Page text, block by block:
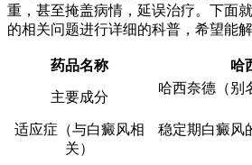
重，甚至掩盖病情，延误治疗。下面
的相关问题进行详细的科普，希望能解
药品名称 哈
主要成分
哈西奈德（别
适应症（与白癜风相
关）
稳定期白癜风